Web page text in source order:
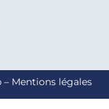
Mentions légales